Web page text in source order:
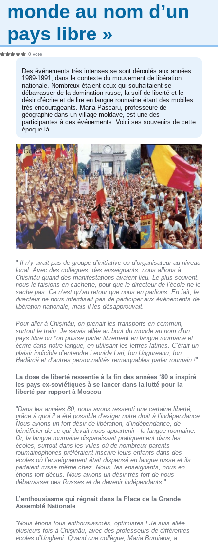
monde au nom d’un
pays libre »
0 vote
Des événements très intenses se sont déroulés aux années
1989-1991, dans le contexte du mouvement de libération
nationale. Nombreux étaient ceux qui souhaitaient se
débarrasser de la domination russe, la soif de liberté et le
désir d’écrire et de lire en langue roumaine étant des mobiles
très encourageants. Maria Pascaru, professeure de
géographie dans un village moldave, est une des
participantes à ces événements. Voici ses souvenirs de cette
époque-là.
" Il n’y avait pas de groupe d’initiative ou d’organisateur au niveau
local. Avec des collègues, des enseignants, nous allions à
Chișinău quand des manifestations avaient lieu. Le plus souvent,
nous le faisions en cachette, pour que le directeur de l’école ne le
sache pas. Ce n’est qu’au retour que nous en parlions. En fait, le
directeur ne nous interdisait pas de participer aux événements de
libération nationale, mais il les désapprouvait.
Pour aller à Chișinău, on prenait les transports en commun,
surtout le train. Je serais allée au bout du monde au nom d’un
pays libre où l’on puisse parler librement en langue roumaine et
écrire dans notre langue, en utilisant les lettres latines. C’était un
plaisir indicible d’entendre Leonida Lari, Ion Ungureanu, Ion
Hadârcă et d’autres personnalités remarquables parler roumain !"
La dose de liberté ressentie à la fin des années ‘80 a inspiré
les pays ex-soviétiques à se lancer dans la lutté pour la
liberté par rapport à Moscou
"Dans les années 80, nous avons ressenti une certaine liberté,
grâce à quoi il a été possible d’exiger notre droit à l’indépendance.
Nous avions un fort désir de libération, d’indépendance, de
bénéficier de ce qui devait nous appartenir - la langue roumaine.
Or, la langue roumaine disparaissait pratiquement dans les
écoles, surtout dans les villes où de nombreux parents
roumainophones préféraient inscrire leurs enfants dans des
écoles où l’enseignement était dispensé en langue russe et ils
parlaient russe même chez. Nous, les enseignants, nous en
étions fort déçus. Nous avions un désir très fort de nous
débarrasser des Russes et de devenir indépendants."
L’enthousiasme qui régnait dans la Place de la Grande
Assemblé Nationale
"Nous étions tous enthousiasmés, optimistes ! Je suis allée
plusieurs fois à Chișinău, avec des professeurs de différentes
écoles d’Ungheni. Quand une collègue, Maria Buruiana, a